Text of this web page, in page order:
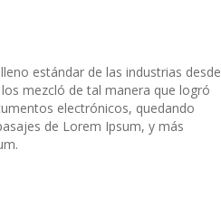
estándar de las industrias desde
mezcló de tal manera que logró
electrónicos, quedando
de Lorem Ipsum, y más